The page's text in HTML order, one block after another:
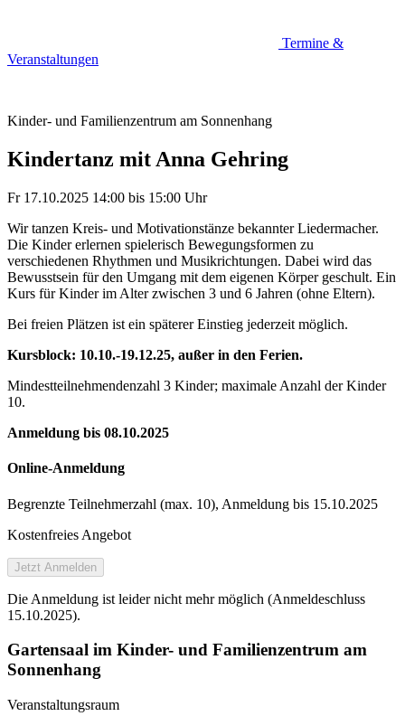
Termine &
Veranstaltungen
Kinder- und Familienzentrum am Sonnenhang
Kindertanz mit Anna Gehring
Fr 17.10.2025 14:00 bis 15:00 Uhr
Wir tanzen Kreis- und Motivationstänze bekannter Liedermacher.
Die Kinder erlernen spielerisch Bewegungsformen zu
verschiedenen Rhythmen und Musikrichtungen. Dabei wird das
Bewusstsein für den Umgang mit dem eigenen Körper geschult. Ein
Kurs für Kinder im Alter zwischen 3 und 6 Jahren (ohne Eltern).
Bei freien Plätzen ist ein späterer Einstieg jederzeit möglich.
Kursblock: 10.10.-19.12.25, außer in den Ferien.
Mindestteilnehmendenzahl 3 Kinder; maximale Anzahl der Kinder
10.
Anmeldung bis 08.10.2025
Online-Anmeldung
Begrenzte Teilnehmer­zahl (max. 10), Anmeldung bis 15.10.2025
Kostenfreies Angebot
Jetzt Anmelden
Die Anmeldung ist leider nicht mehr möglich (Anmeldeschluss
15.10.2025).
Gartensaal im Kinder- und Familienzentrum am
Sonnenhang
Veranstaltungsraum